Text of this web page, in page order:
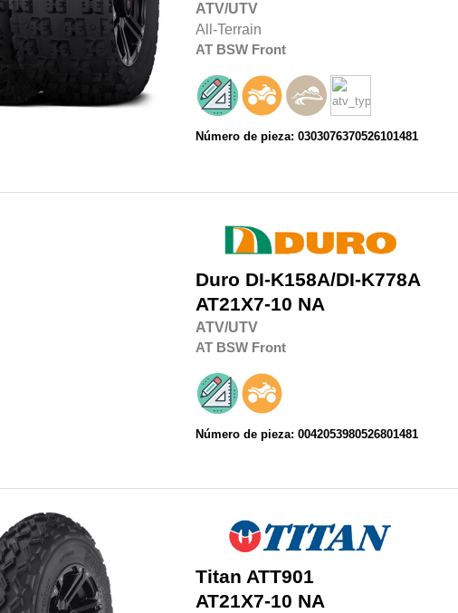
ATV/UTV
All-Terrain
AT BSW Front
Número de pieza: 0303076370526101481
Duro DI-K158A/DI-K778A
AT21X7-10 NA
ATV/UTV
AT BSW Front
Número de pieza: 0042053980526801481
Titan ATT901
AT21X7-10 NA